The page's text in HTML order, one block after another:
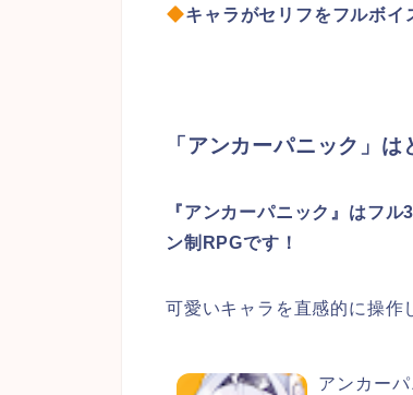
キャラがセリフをフルボイ
「アンカーパニック」
『アンカーパニック』はフ
ン制RPGです！
可愛いキャラを直感的に操作
アンカーパ